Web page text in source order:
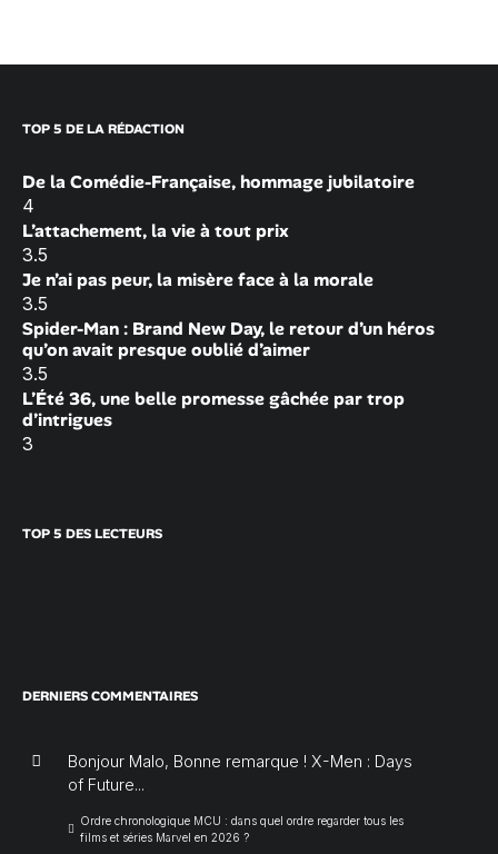
TOP 5 DE LA RÉDACTION
De la Comédie-Française, hommage jubilatoire
4
L’attachement, la vie à tout prix
3.5
Je n’ai pas peur, la misère face à la morale
3.5
Spider-Man : Brand New Day, le retour d’un héros
qu’on avait presque oublié d’aimer
3.5
L’Été 36, une belle promesse gâchée par trop
d’intrigues
3
TOP 5 DES LECTEURS
DERNIERS COMMENTAIRES
Bonjour Malo, Bonne remarque ! X-Men : Days
of Future...
Ordre chronologique MCU : dans quel ordre regarder tous les
films et séries Marvel en 2026 ?